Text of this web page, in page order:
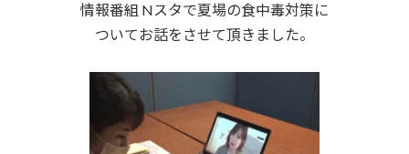
情報番組 Nスタで夏場の食中毒対策に
ついてお話をさせて頂きました。